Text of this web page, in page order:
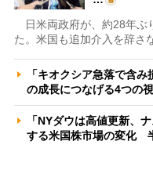
日米両政府が、約28年ぶ
た。米国も追加介入を辞さ
「キオクシア急落で含
の成長につなげる4つ
「NYダウは高値更新、
する米国株市場の変化